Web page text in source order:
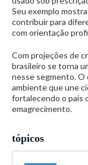
Seu exemplo
contribuir para
com orientação
Com projeções de
brasileiro se torna
nesse segmento. O
ambiente que une
fortalecendo o país
emagrecimento.
tópicos